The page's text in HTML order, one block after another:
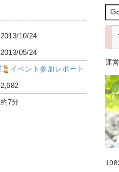
2013/10/24
2013/05/24
イベント参加レポート
2,682
約7分
運